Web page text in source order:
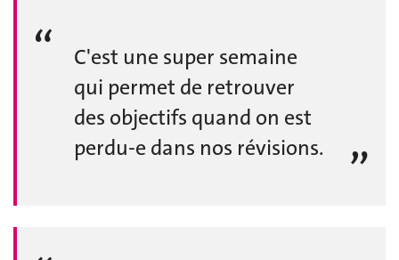
C'est une super semaine
qui permet de retrouver
des objectifs quand on est
perdu-e dans nos révisions.